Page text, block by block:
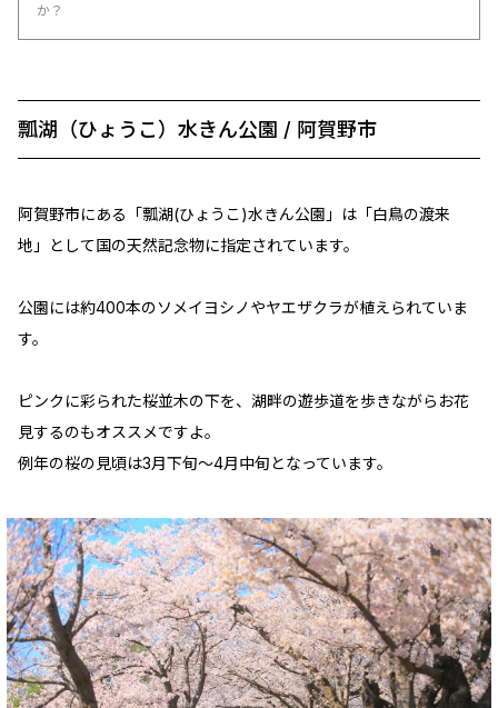
か？
瓢湖（ひょうこ）水きん公園 / 阿賀野市
阿賀野市にある「瓢湖(ひょうこ)水きん公園」は「白鳥の渡来
地」として国の天然記念物に指定されています。
公園には約400本のソメイヨシノやヤエザクラが植えられていま
す。
ピンクに彩られた桜並木の下を、湖畔の遊歩道を歩きながらお花
見するのもオススメですよ。
例年の桜の見頃は3月下旬～4月中旬となっています。